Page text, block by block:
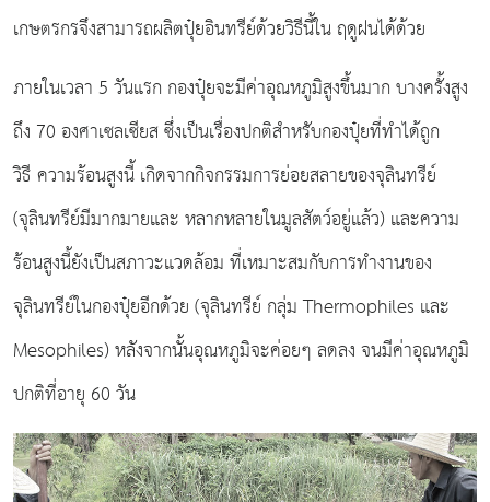
เกษตรกรจึงสามารถผลิตปุ๋ยอินทรีย์ด้วยวิธีนี้ใน ฤดูฝนได้ด้วย
ภายในเวลา 5 วันแรก กองปุ๋ยจะมีค่าอุณหภูมิสูงขึ้นมาก บางครั้งสูง
ถึง 70 องศาเซลเซียส ซึ่งเป็นเรื่องปกติสําหรับกองปุ๋ยที่ทําได้ถูก
วิธีความร้อนสูงนี้ เกิดจากกิจกรรมการย่อยสลายของจุลินทรีย์
(จุลินทรีย์มีมากมายและ หลากหลายในมูลสัตว์อยู่แล้ว) และความ
ร้อนสูงนี้ยังเป็นสภาวะแวดล้อม ที่เหมาะสมกับการทํางานของ
จุลินทรีย์ในกองปุ๋ยอีกด้วย (จุลินทรีย์ กลุ่ม Thermophiles และ
Mesophiles) หลังจากนั้นอุณหภูมิจะค่อยๆ ลดลง จนมีค่าอุณหภูมิ
ปกติที่อายุ 60 วัน